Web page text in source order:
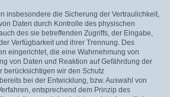
insbesondere die Sicherung der Vertraulichkeit,
Daten durch Kontrolle des physischen
des sie betreffenden Zugriffs, der Eingabe,
Verfügbarkeit und ihrer Trennung. Des
eingerichtet, die eine Wahrnehmung von
von Daten und Reaktion auf Gefährdung der
berücksichtigen wir den Schutz
bei der Entwicklung, bzw. Auswahl von
entsprechend dem Prinzip des